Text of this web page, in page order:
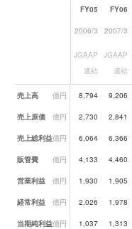
業績データ一覧
FY05 FY06
2006/3 2007/3
JGAAP
連結
JGAAP
連結
売上高 億円 8,794 9,206
売上原価 億円 2,730 2,841
売上総利益億円 6,064 6,366
販管費 億円 4,133 4,460
営業利益 億円 1,930 1,905
経常利益 億円 2,026 1,978
当期純利益億円 1,037 1,313